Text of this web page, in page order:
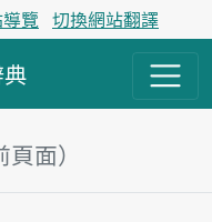
覽 切換網站翻譯
面）